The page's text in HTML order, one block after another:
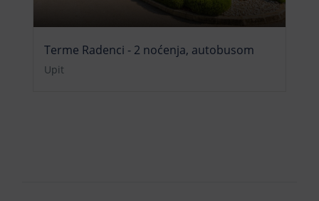
Terme Radenci - 2 noćenja, autobusom
Upit